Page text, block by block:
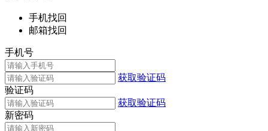
手机找回
邮箱找回
手机号
获取验证码
验证码
获取验证码
新密码